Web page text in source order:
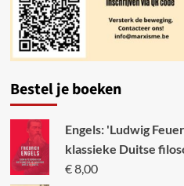
Bestel je boeken
Engels: 'Ludwig
klassieke Duitse
€8,00